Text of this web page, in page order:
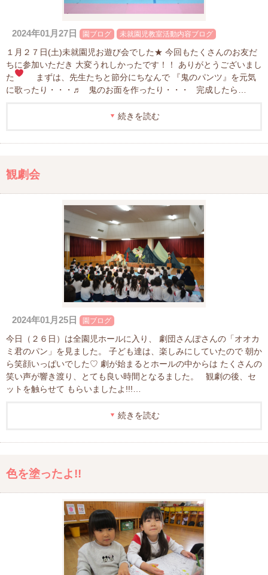
2024年01月27日 園ブログ 未就園児教室活動内容ブログ
１月２７日(土)未就園児お遊び会でした★ 今回もたくさんのお友だ
ちに参加いただき 大変うれしかったです！！ ありがとうございまし
た
まずは、先生たちと節分にちなんで 『鬼のパンツ』を元気
に歌ったり・・・♬ 鬼のお面を作ったり・・・ 完成したら…
続きを読む
観劇会
2024年01月25日 園ブログ
今日（２６日）は全園児ホールに入り、 劇団さんぽさんの「オオカ
ミ君のパン」を見ました。 子ども達は、楽しみにしていたので 朝か
ら笑顔いっぱいでした♡ 劇が始まるとホールの中からは たくさんの
笑い声が響き渡り、とても良い時間となるました。 観劇の後、セ
ットを触らせて もらいましたよ!!!…
続きを読む
色を塗ったよ!!